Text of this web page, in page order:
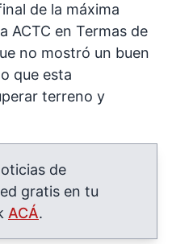
de la máxima
ACTC en Termas de
no mostró un buen
que esta
terreno y
de
gratis en tu
ACÁ.